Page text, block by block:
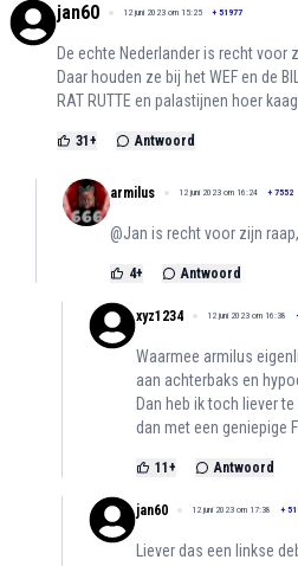
jan60 12 juni 2023 om 15:25 + 51977
De echte Nederlander is recht voor
Daar houden ze bij het WEF en de
RAT RUTTE en palastijnen hoer
31 + Antwoord
armilus 12 juni 2023 om 16:24 + 7552
@Jan is recht voor zijn
4+ Antwoord
xyz1234 12 juni 2023 om 16:38
Waarmee armilus
aan achterbaks en
Dan heb ik toch liever
dan met een geniepige
11 + Antwoord
jan60 12 juni 2023 om 17:38 +
Liever das een linkse